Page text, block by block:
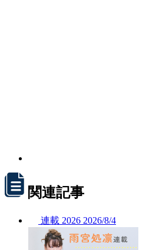
関連記事
連載 2026 2026/8/4